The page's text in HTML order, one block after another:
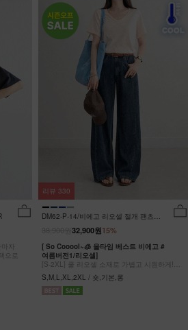
자
로
DM62-P-14/비에고 리오셀 절개 팬츠
15%
32,900원
[ So Cooool~🧊 올타임 베스트 비에고 #
여름버전1/리오셀]
[S-2XL] 쿨 리오셀 소재로 가볍고 시원하게!
사이드 절개 쿨링 데님팬츠
S,M,L,XL,2XL / 숏,기본,롱
리뷰 330